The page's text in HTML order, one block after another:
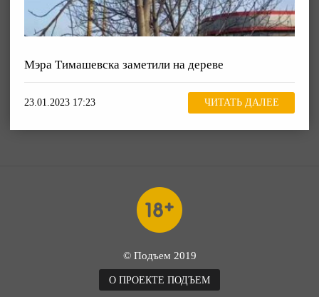
Мэра Тимашевска заметили на дереве
23.01.2023 17:23 ЧИТАТЬ ДАЛЕЕ
© Подъем 2019
О ПРОЕКТЕ ПОДЪЕМ